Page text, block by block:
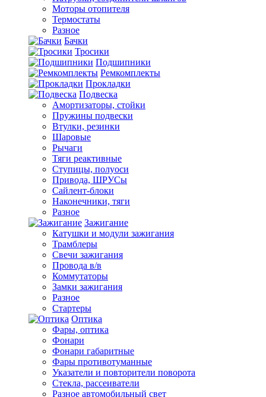
Моторы отопителя
Термостаты
Разное
Бачки
Тросики
Подшипники
Ремкомплекты
Прокладки
Подвеска
Амортизаторы, стойки
Пружины подвески
Втулки, резинки
Шаровые
Рычаги
Тяги реактивные
Ступицы, полуоси
Привода, ШРУСы
Сайлент-блоки
Наконечники, тяги
Разное
Зажигание
Катушки и модули зажигания
Трамблеры
Свечи зажигания
Провода в/в
Коммутаторы
Замки зажигания
Разное
Стартеры
Оптика
Фары, оптика
Фонари
Фонари габаритные
Фары противотуманные
Указатели и повторители поворота
Стекла, рассеиватели
Разное автомобильный свет